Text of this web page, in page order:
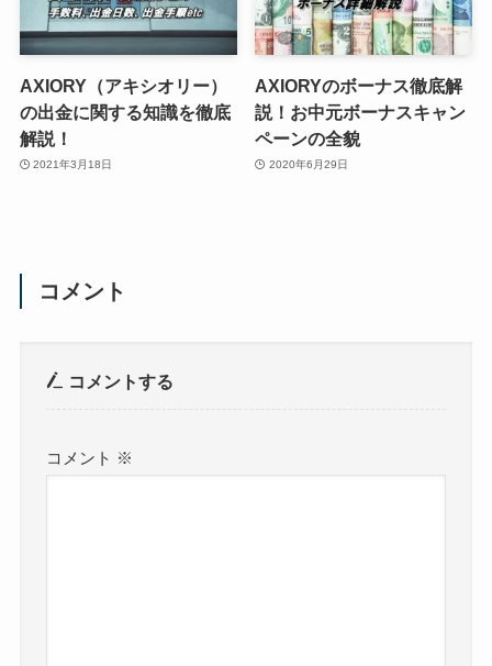
AXIORY（アキシオリー）
の出金に関する知識を徹底
解説！
2021年3月18日
AXIORYのボーナス徹底解
説！お中元ボーナスキャン
ペーンの全貌
2020年6月29日
コメント
コメントする
コメント ※